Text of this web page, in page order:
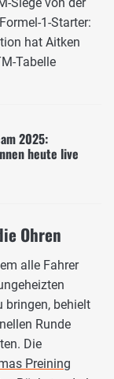
1-Starter:
hat Aitken
Tabelle
2025:
heute live
Ohren
alle Fahrer
bringen, behielt
Runde
Die
Preining